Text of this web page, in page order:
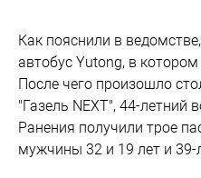
Как пояснили в
автобус Yutong, в
После чего произошло
"Газель NEXT", 44-летний
Ранения получили трое
мужчины 32 и 19 лет и 39-